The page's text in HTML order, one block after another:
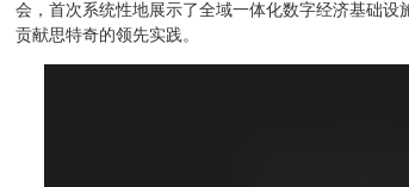
会，首次系统性地展示了全域一体化数字经济基础
贡献思特奇的领先实践。